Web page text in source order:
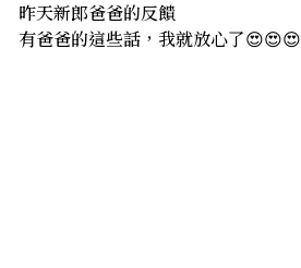
昨天新郎爸爸的反饋
有爸爸的這些話，我就放心了😍😍😍